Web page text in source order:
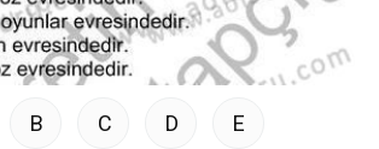
B C D E